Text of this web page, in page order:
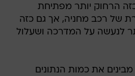
הרחוק יותר מפתיחת
של רכב מחניה, אך גם כזה
לנעשה על המדרכה ושעלול
את כמות הנתונים